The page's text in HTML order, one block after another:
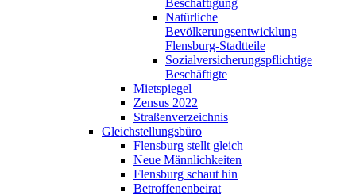
Beschäftigung
Natürliche
Bevölkerungsentwicklung
Flensburg-Stadtteile
Sozialversicherungspflichtige
Beschäftigte
Mietspiegel
Zensus 2022
Straßenverzeichnis
Gleichstellungsbüro
Flensburg stellt gleich
Neue Männlichkeiten
Flensburg schaut hin
Betroffenenbeirat